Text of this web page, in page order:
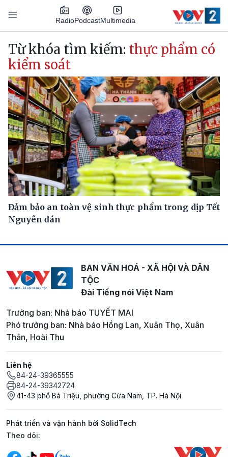
Nhảy đến nội dung
RadioPodcastMultimedia
Main navigation
Từ khóa tìm kiếm: thực phẩm có
kiểm soát
Đảm bảo an toàn vệ sinh thực phẩm trong dịp Tết
Nguyên đán
BAN VĂN HOÁ - XÃ HỘI VÀ DÂN
TỘC
Đài Tiếng nói Việt Nam
Trưởng ban: Nhà báo TUYẾT MAI
Phó trưởng ban: Nhà báo Hồng Lan, Xuân Thọ, Xuân
Thân, Hoài Thu
Liên hệ
84-24-39365555
84-24-39342724
41-43 phố Bà Triệu, phường Cửa Nam, TP. Hà Nội
Phát triển và vận hành bởi SolidTech
Mạng xã hội
Theo dõi: